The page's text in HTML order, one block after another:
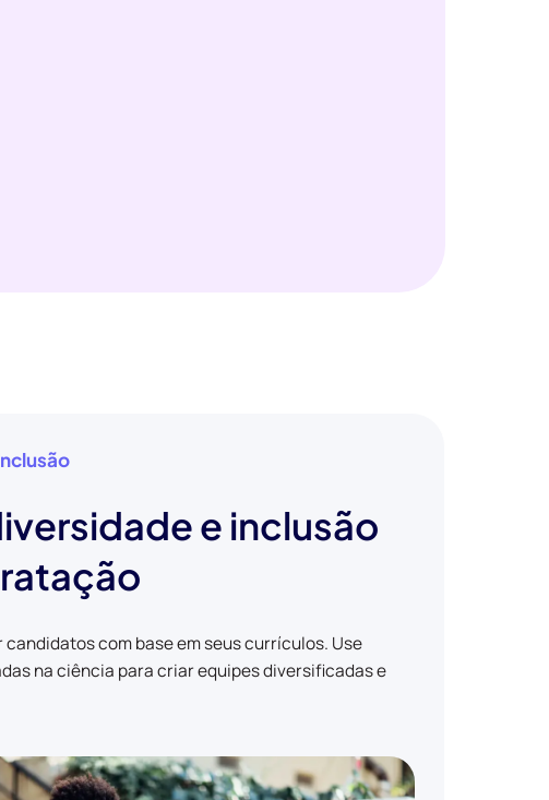
e inclusão
com base em seus currículos. Use
na ciência para criar equipes diversificadas e